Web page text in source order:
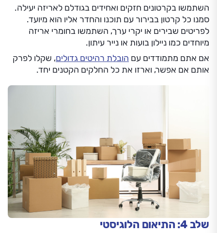
השתמשו בקרטונים חזקים ואחידים בגודלם לאריזה יעילה.
סמנו כל קרטון בבירור עם תוכנו והחדר אליו הוא מיועד.
לפריטים שבירים או יקרי ערך, השתמשו בחומרי אריזה
מיוחדים כמו ניילון בועות או נייר עיתון.
אם אתם מתמודדים עם הובלת רהיטים גדולים, שקלו לפרק
אותם אם אפשר, וארזו את כל החלקים הקטנים יחד.
שלב 4: התיאום הלוגיסטי